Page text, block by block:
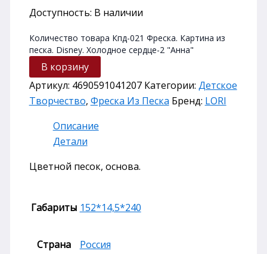
Доступность: В наличии
Количество товара Кпд-021 Фреска. Картина из
песка. Disney. Холодное сердце-2 "Анна"
В корзину
Артикул: 4690591041207 Категории: Детское
Творчество, Фреска Из Песка Бренд: LORI
Описание
Детали
Цветной песок, основа.
Габариты 152*14,5*240
Страна Россия